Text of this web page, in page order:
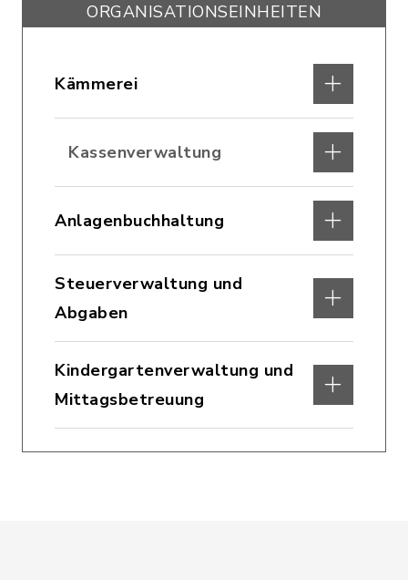
ORGANISATIONSEINHEITEN
Kämmerei
Kassenverwaltung
Anlagenbuchhaltung
Steuerverwaltung und
Abgaben
Kindergartenverwaltung und
Mittagsbetreuung